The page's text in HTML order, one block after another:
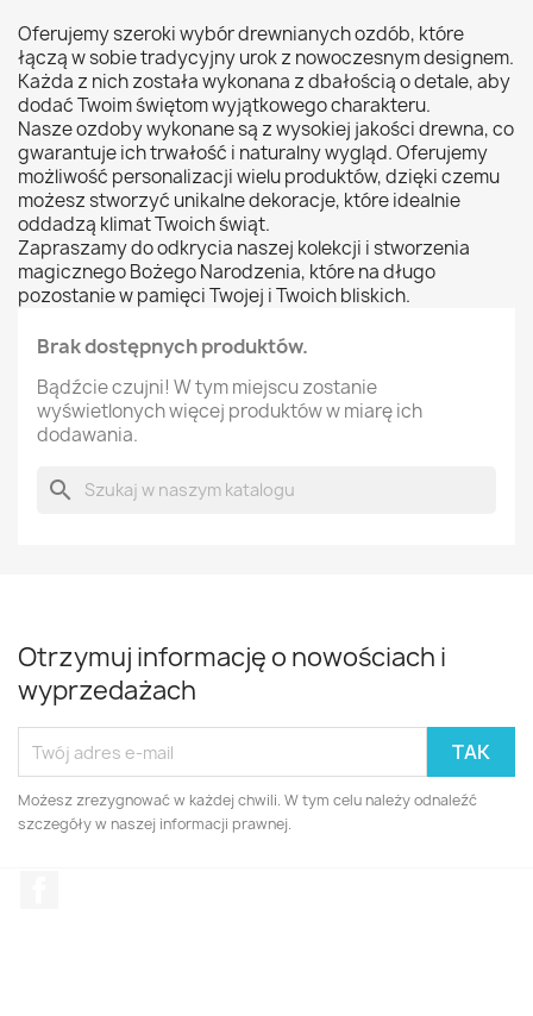
Oferujemy szeroki wybór drewnianych ozdób, które
łączą w sobie tradycyjny urok z nowoczesnym designem.
Każda z nich została wykonana z dbałością o detale, aby
dodać Twoim świętom wyjątkowego charakteru.
Nasze ozdoby wykonane są z wysokiej jakości drewna, co
gwarantuje ich trwałość i naturalny wygląd. Oferujemy
możliwość personalizacji wielu produktów, dzięki czemu
możesz stworzyć unikalne dekoracje, które idealnie
oddadzą klimat Twoich świąt.
Zapraszamy do odkrycia naszej kolekcji i stworzenia
magicznego Bożego Narodzenia, które na długo
pozostanie w pamięci Twojej i Twoich bliskich.
Brak dostępnych produktów.
Bądźcie czujni! W tym miejscu zostanie
wyświetlonych więcej produktów w miarę ich
dodawania.
search
Otrzymuj informację o nowościach i
wyprzedażach
Możesz zrezygnować w każdej chwili. W tym celu należy odnaleźć
szczegóły w naszej informacji prawnej.